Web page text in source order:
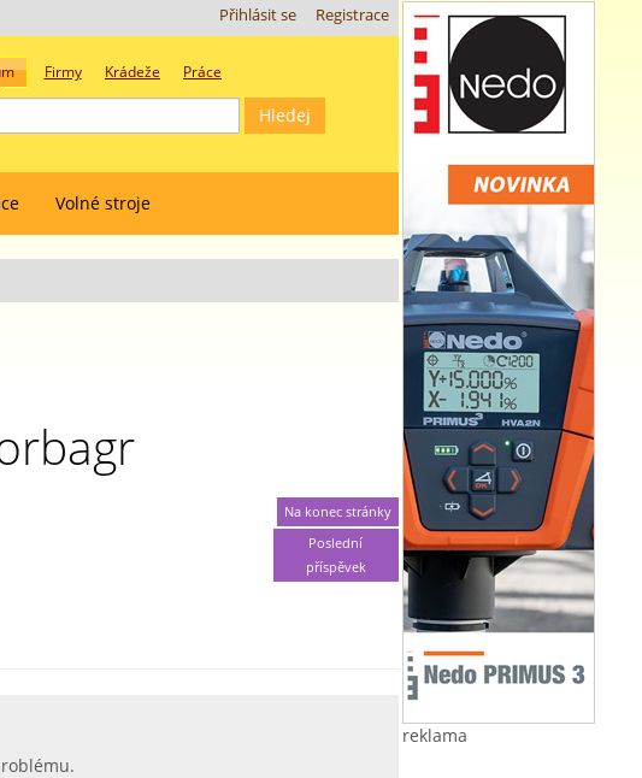
reklama
Registrace
Přihlásit se
Firmy Krádeže Práce
Volné stroje
Na konec stránky
Poslední
příspěvek